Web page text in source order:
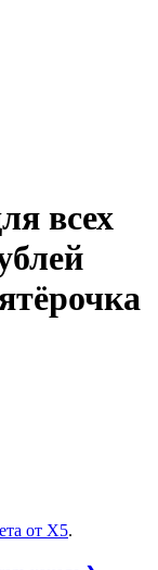
всех
от X5.